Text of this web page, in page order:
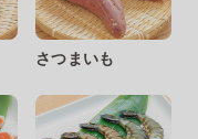
さつまいも